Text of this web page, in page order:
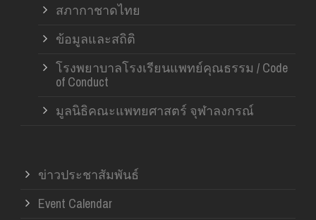
สภากาชาดไทย
ข้อมูลและสถิติ
โรงพยาบาลโรงเรียนแพทย์คุณธรรม / Code
of Conduct
มูลนิธิคณะแพทยศาสตร์ จุฬาลงกรณ์
ข่าวประชาสัมพันธ์
Event Calendar